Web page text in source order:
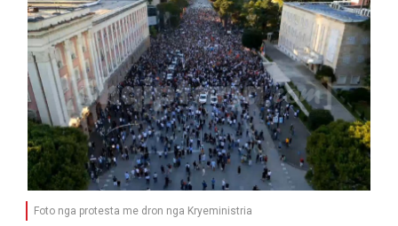
Foto nga protesta me dron nga Kryeministria